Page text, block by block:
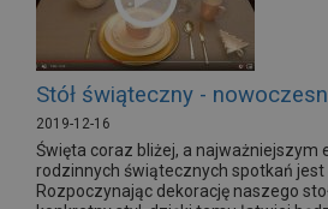
Stół świąteczny -
2019-12-16
Święta coraz bliżej, a najważniejszym
rodzinnych świątecznych spotkań jest
Rozpoczynając dekorację naszego